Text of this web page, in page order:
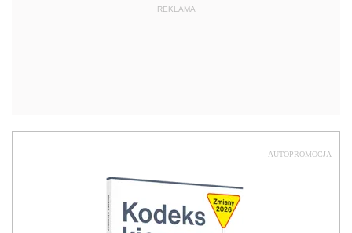
REKLAMA
AUTOPROMOCJA